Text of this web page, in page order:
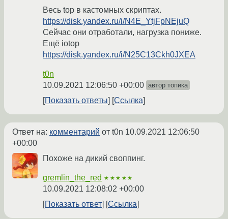
Весь top в кастомных скриптах.
https://disk.yandex.ru/i/N4E_YtjFpNEjuQ
Сейчас они отработали, нагрузка пониже.
Ещё iotop
https://disk.yandex.ru/i/N25C13Ckh0JXEA
t0n
10.09.2021 12:06:50 +00:00 автор топика
Показать ответы Ссылка
Ответ на: комментарий от t0n 10.09.2021 12:06:50
+00:00
Похоже на дикий своппинг.
gremlin_the_red ★★★★★
10.09.2021 12:08:02 +00:00
Показать ответ
Ссылка